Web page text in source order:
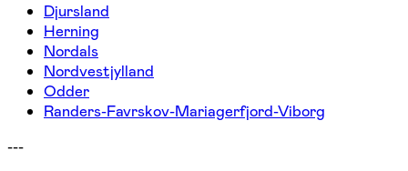
Djursland
Herning
Nordals
Nordvestjylland
Odder
Randers-Favrskov-Mariagerfjord-Viborg
---